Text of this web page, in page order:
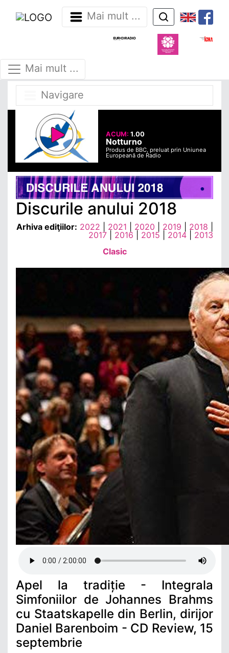
Mai mult ...
Mai mult ...
Navigare
ACUM: 1.00
Notturno
Produs de BBC, preluat prin Uniunea
Europeană de Radio
Discurile anului 2018
Arhiva ediţiilor: 2022 2021 2020 2019 2018
2017
2016 2015 2014
2013
Clasic
Apel la tradiție - Integrala
Simfoniilor de Johannes Brahms
cu Staatskapelle din Berlin, dirijor
Daniel Barenboim - CD Review, 15
septembrie